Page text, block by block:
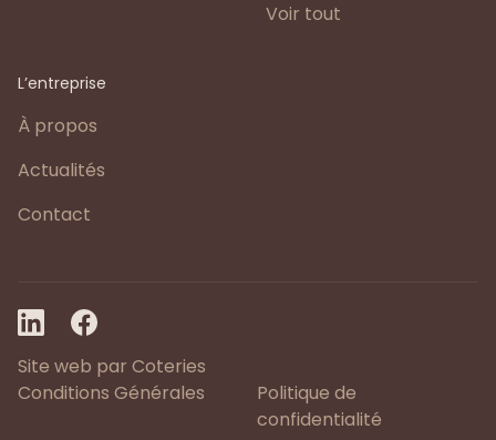
Voir tout
L’entreprise
À propos
Actualités
Contact
Conditions Générales
Politique de
confidentialité
Site web par Coteries